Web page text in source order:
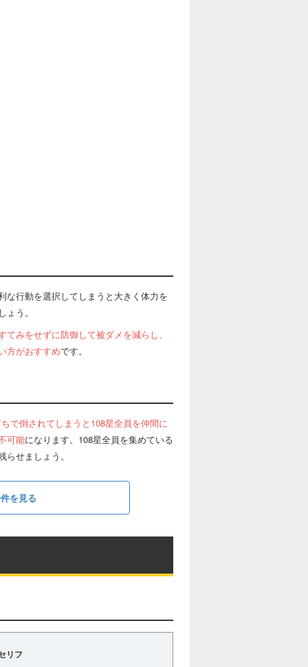
な行動を選択してしまうと大きく体力を
う。
みをせずに防御して被ダメを減らし、
方がおすすめです。
で倒されてしまうと108星全員を仲間に
可能になります。108星全員を集めている
せましょう。
を見る
リフ